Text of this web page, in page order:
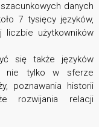
danych
7 tysięcy języków,
liczbie użytkowników
się także języków
nie tylko w sferze
poznawania historii
rozwijania relacji